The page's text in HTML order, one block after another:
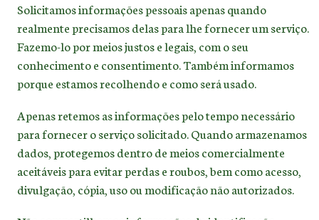
Solicitamos informações pessoais apenas quando
realmente precisamos delas para lhe fornecer um serviço.
Fazemo-lo por meios justos e legais, com o seu
conhecimento e consentimento. Também informamos
porque estamos recolhendo e como será usado.
Apenas retemos as informações pelo tempo necessário
para fornecer o serviço solicitado. Quando armazenamos
dados, protegemos dentro de meios comercialmente
aceitáveis para evitar perdas e roubos, bem como acesso,
divulgação, cópia, uso ou modificação não autorizados.